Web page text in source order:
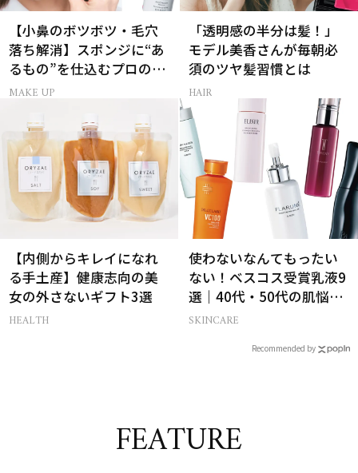
【小鼻のボツボツ・毛穴
落ち解消】スポンジに“あ
るもの”を仕込むプロの超
簡単メイクテク
MAKE UP
「透明感の半分は髪！」
モデル美香さんが毎朝必
須のツヤ髪習慣とは
HAIR
【内側からキレイになれ
る手土産】健康志向の美
女の外さないギフト3選
HEALTH
使わないなんてもったい
ない！ベスコス受賞乳液9
選｜40代・50代の肌悩み
別まとめ
SKINCARE
Recommended by
FEATURE